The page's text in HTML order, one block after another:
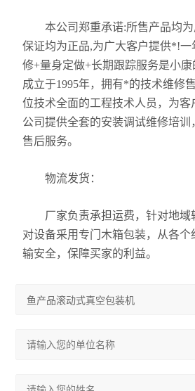
本公司郑重承诺:所售产品均为
保证均为正品,为广大客户提供*!一
修+量身定做+长期跟踪服务是小康
成立于1995年，拥有*的技术维修
位技术全面的工程技术人员，为客
公司提供全套的安装调试维修培训
售后服务。
物流发货：
厂家负责承担运费，针对地域
对设备采用专门木箱包装，从各个
输安全，保障买家的利益。